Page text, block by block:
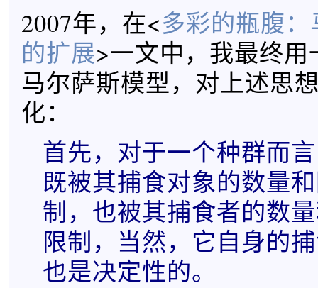
2007年，在<多彩的瓶腹
的扩展>一文中，我最终
马尔萨斯模型，对上述思
化：
首先，对于一个种群而
既被其捕食对象的数量
制，也被其捕食者的数
限制，当然，它自身的
也是决定性的。